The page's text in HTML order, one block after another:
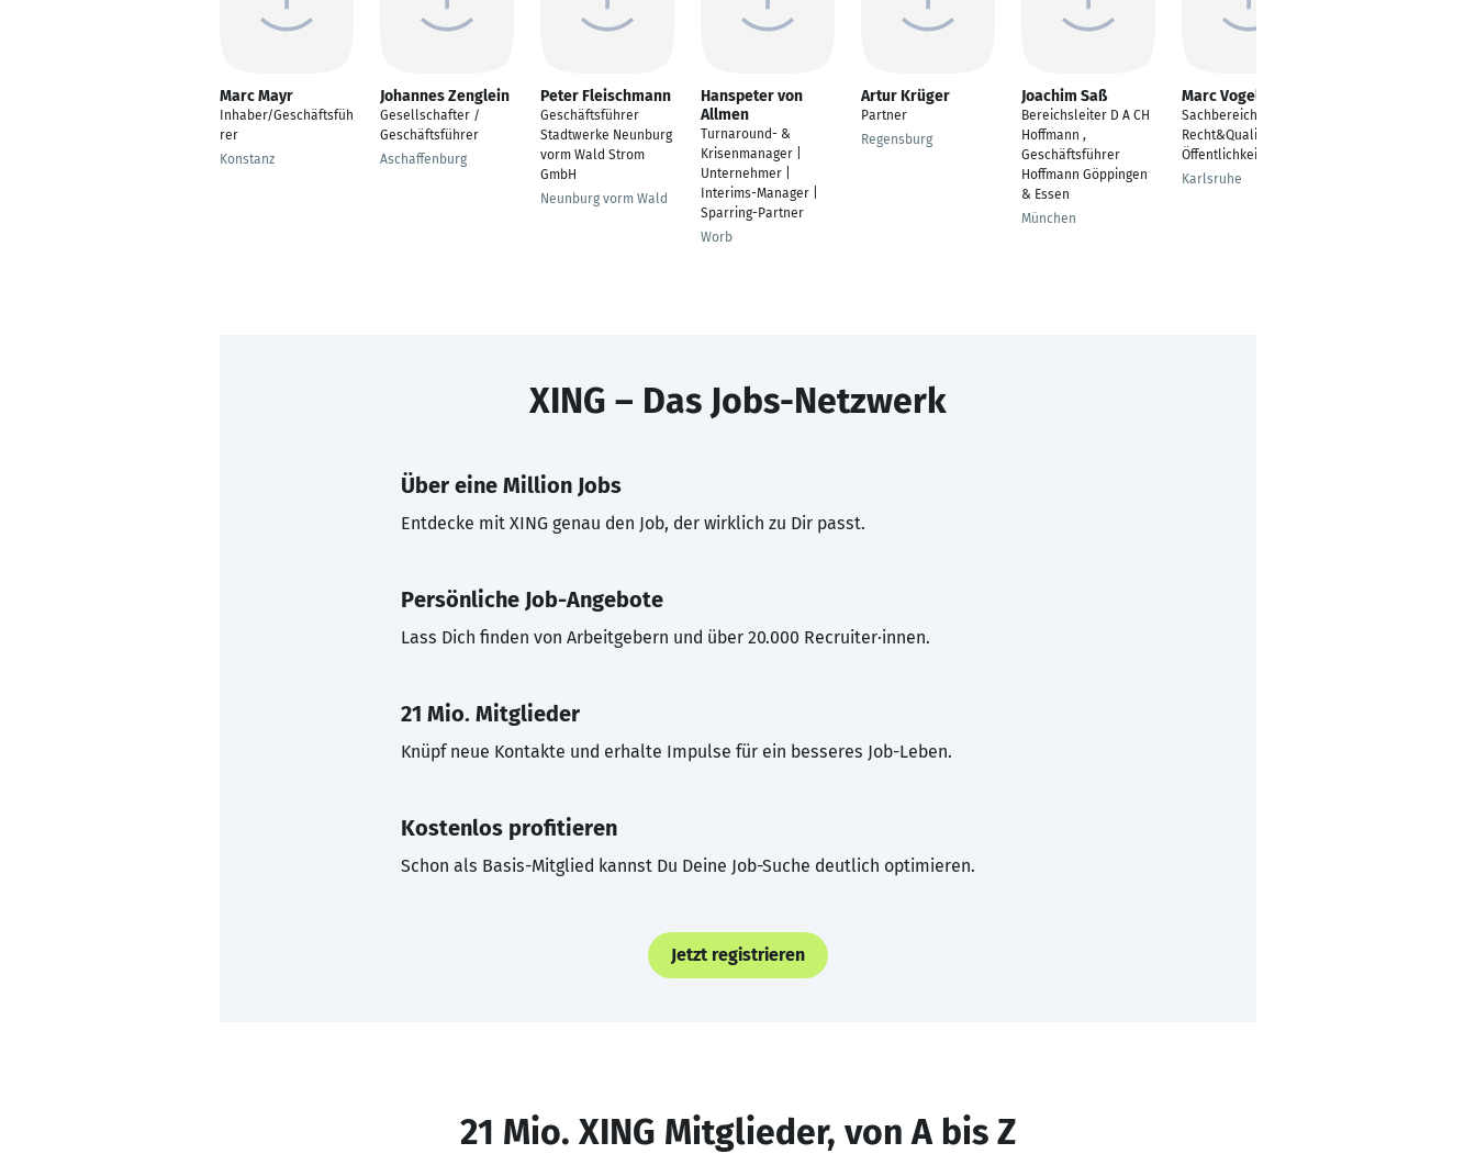
Marc Mayr
Inhaber/Geschäftsfüh
rer
Konstanz
Johannes Zenglein
Gesellschafter /
Geschäftsführer
Aschaffenburg
Peter Fleischmann
Geschäftsführer
Stadtwerke Neunburg
vorm Wald Strom
GmbH
Neunburg vorm Wald
Hanspeter von
Allmen
Turnaround- &
Krisenmanager |
Unternehmer |
Interims-Manager |
Sparring-Partner
Worb
Artur Krüger
Partner
Regensburg
Joachim Saß
Bereichsleiter D A CH
Hoffmann ,
Geschäftsführer
Hoffmann Göppingen
& Essen
München
Marc Vogelbacher
Sachbereichsleiter
Recht&Qualität und
Öffentlichkeitsarbeit
Karlsruhe
XING – Das Jobs-Netzwerk
Über eine Million Jobs
Entdecke mit XING genau den Job, der wirklich zu Dir passt.
Persönliche Job-Angebote
Lass Dich finden von Arbeitgebern und über 20.000 Recruiter·innen.
21 Mio. Mitglieder
Knüpf neue Kontakte und erhalte Impulse für ein besseres Job-Leben.
Kostenlos profitieren
Schon als Basis-Mitglied kannst Du Deine Job-Suche deutlich optimieren.
Jetzt registrieren
21 Mio. XING Mitglieder, von A bis Z